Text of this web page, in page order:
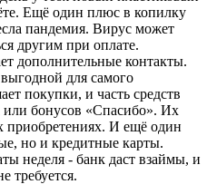
Ещё один плюс в копилку
пандемия. Вирус может
другим при оплате.
дополнительные контакты.
для самого
покупки, и часть средств
или бонусов «Спасибо». Их
приобретениях. И ещё один
но и кредитные карты.
неделя - банк даст взаймы, и
требуется.